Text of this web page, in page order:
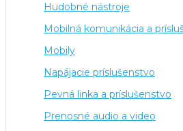
Hudobné nástroje
Mobilná komunikácia a
Mobily
Napájacie príslušenstvo
Pevná linka a príslušenstvo
Prenosné audio a video